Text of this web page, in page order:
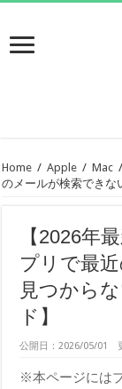
Home / Apple / Mac /
のメールが検索できな
【2026年
プリで最
見つから
ド】
公開日：2026/05/01
※本ページには